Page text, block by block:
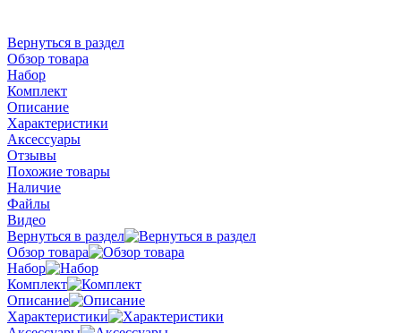
Вернуться в раздел
Обзор товара
Набор
Комплект
Описание
Характеристики
Аксессуары
Отзывы
Похожие товары
Наличие
Файлы
Видео
Вернуться в раздел
Обзор товара
Набор
Комплект
Описание
Характеристики